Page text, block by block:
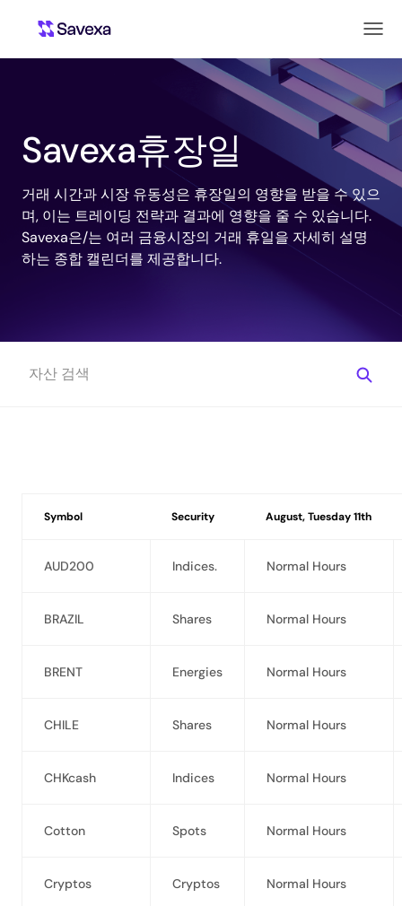
Savexa휴장일
거래 시간과 시장 유동성은 휴장일의 영향을 받을 수 있으
며, 이는 트레이딩 전략과 결과에 영향을 줄 수 있습니다.
Savexa은/는 여러 금융시장의 거래 휴일을 자세히 설명
하는 종합 캘린더를 제공합니다.
Symbol Security August, Tuesday 11th
AUD200 Indices. Normal Hours
BRAZIL Shares Normal Hours
BRENT Energies Normal Hours
CHILE Shares Normal Hours
CHKcash Indices Normal Hours
Cotton Spots Normal Hours
Cryptos Cryptos Normal Hours